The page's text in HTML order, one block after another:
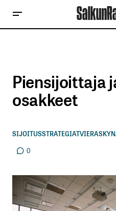
Piensijoittaja
osakkeet
SIJOITUSSTRATEGIAT
0